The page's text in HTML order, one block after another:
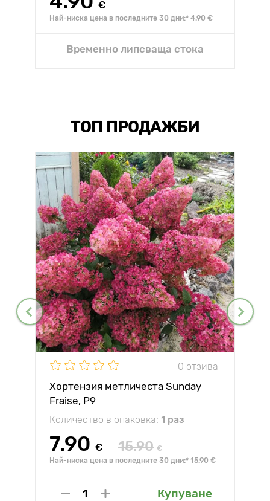
€
Най-ниска цена в последните 30 дни:* 4.90 €
Временно липсваща стока
ТОП ПРОДАЖБИ
0 отзива
Хортензия метличеста Sunday
Fraise, P9
Количество в опаковка: 1 раз
7.90 € 15.90 €
Най-ниска цена в последните 30 дни:* 15.90 €
Купуване